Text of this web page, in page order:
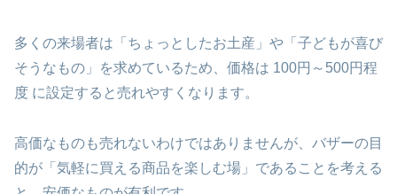
多くの来場者は「ちょっとしたお土産」や「子どもが喜び
そうなもの」を求めているため、価格は 100円～500円程
度 に設定すると売れやすくなります。
高価なものも売れないわけではありませんが、バザーの目
的が「気軽に買える商品を楽しむ場」であることを考える